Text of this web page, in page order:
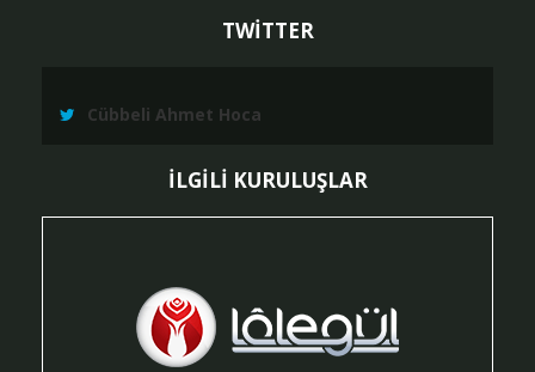
TWİTTER
Cübbeli Ahmet Hoca
İLGİLİ KURULUŞLAR